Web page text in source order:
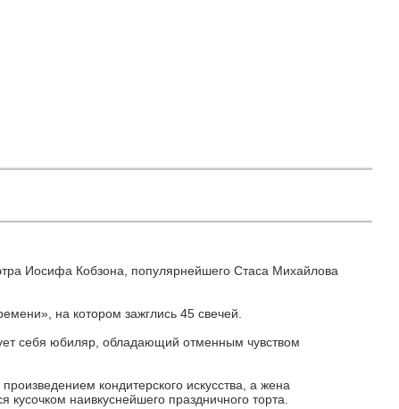
Иосифа Кобзона, популярнейшего Стаса Михайлова
на котором зажглись 45 свечей.
себя юбиляр, обладающий отменным чувством
кондитерского искусства, а жена
наивкуснейшего праздничного торта.